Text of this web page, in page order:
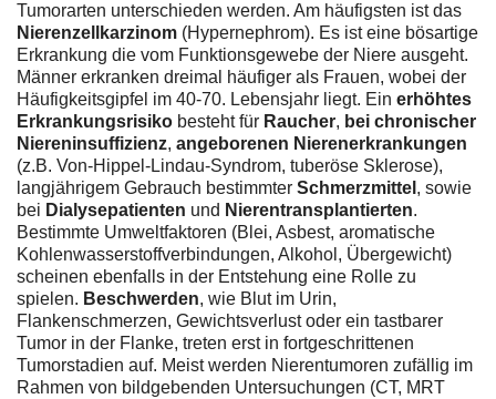
Tumorarten unterschieden werden. Am häufigsten ist das
Nierenzellkarzinom (Hypernephrom). Es ist eine bösartige
Erkrankung die vom Funktionsgewebe der Niere ausgeht.
Männer erkranken dreimal häufiger als Frauen, wobei der
Häufigkeitsgipfel im 40-70. Lebensjahr liegt. Ein erhöhtes
Erkrankungsrisiko besteht für Raucher, bei chronischer
Niereninsuffizienz, angeborenen Nierenerkrankungen
(z.B. Von-Hippel-Lindau-Syndrom, tuberöse Sklerose),
langjährigem Gebrauch bestimmter Schmerzmittel , sowie
bei Dialysepatienten und Nierentransplantierten.
Bestimmte Umweltfaktoren (Blei, Asbest, aromatische
Kohlenwasserstoffverbindungen, Alkohol, Übergewicht)
scheinen ebenfalls in der Entstehung eine Rolle zu
spielen. Beschwerden, wie Blut im Urin,
Flankenschmerzen, Gewichtsverlust oder ein tastbarer
Tumor in der Flanke, treten erst in fortgeschrittenen
Tumorstadien auf. Meist werden Nierentumoren zufällig im
Rahmen von bildgebenden Untersuchungen (CT, MRT